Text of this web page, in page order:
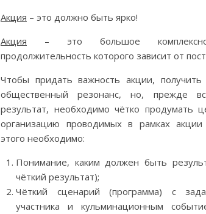
Акция – это должно быть ярко!
Акция – это большое
продолжительность которого зависит от
Чтобы придать важность акции,
общественный резонанс, но, прежде
результат, необходимо чётко продумать
организацию проводимых в рамках
этого необходимо:
Понимание, каким должен быть
чёткий результат);
Чёткий сценарий (программа) с
участника и кульминационным